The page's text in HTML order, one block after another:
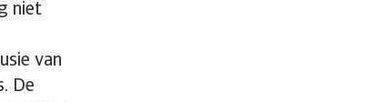
niet
van
De